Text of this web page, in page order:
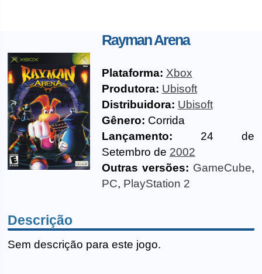
Rayman Arena
Plataforma: Xbox
Produtora: Ubisoft
Distribuidora: Ubisoft
Gênero: Corrida
Lançamento: 24 de
Setembro de 2002
Outras versões: GameCube,
PC, PlayStation 2
Descrição
Sem descrição para este jogo.